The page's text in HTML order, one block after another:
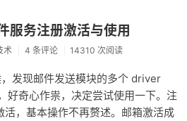
服务注册激活与使用
术 4 条评论 14310 次阅读
发现邮件发送模块的多个 driver
好奇心作祟，决定尝试使用一下。注
，基本操作不再赘述。邮箱激活成